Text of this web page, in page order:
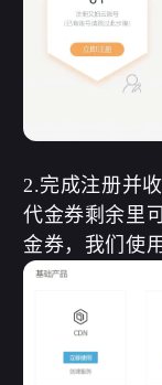
2.完成注册并
代金券剩余里
金券，我们使